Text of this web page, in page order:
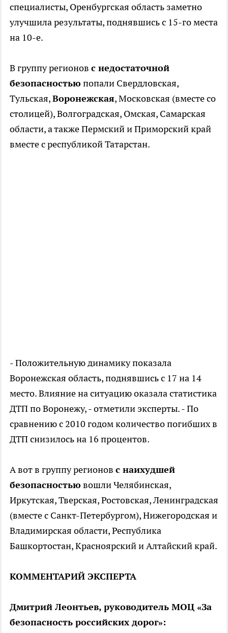
специалисты, Оренбургская область заметно
улучшила результаты, поднявшись с 15-го места
на 10-е.
В группу регионов с недостаточной
безопасностью попали Свердловская,
Тульская,Воронежская, Московская (вместе со
столицей), Волгоградская, Омская, Самарская
области, а также Пермский и Приморский край
вместе с республикой Татарстан.
- Положительную динамику показала
Воронежская область, поднявшись с 17 на 14
место. Влияние на ситуацию оказала статистика
ДТП по Воронежу, - отметили эксперты. - По
сравнению с 2010 годом количество погибших в
ДТП снизилось на 16 процентов.
А вот в группу регионов с наихудшей
безопасностью вошли Челябинская,
Иркутская, Тверская, Ростовская, Ленинградская
(вместе с Санкт-Петербургом), Нижегородская и
Владимирская области, Республика
Башкортостан, Красноярский и Алтайский край.
КОММЕНТАРИЙ ЭКСПЕРТА
Дмитрий Леонтьев, руководитель МОЦ «За
безопасность российских дорог»: